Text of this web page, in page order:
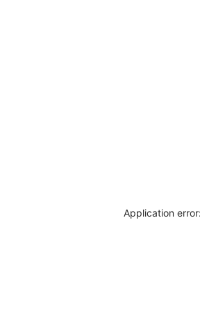
Application